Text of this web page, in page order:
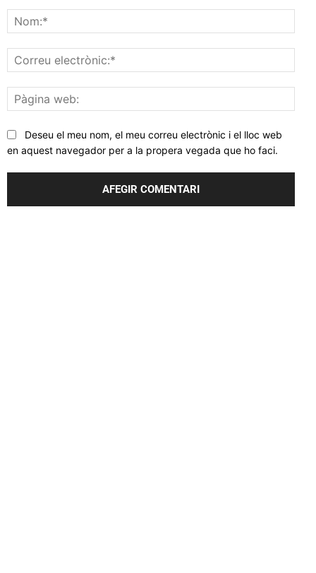
web:
Deseu el meu nom, el meu correu electrònic i el lloc web
en aquest navegador per a la propera vegada que ho faci.